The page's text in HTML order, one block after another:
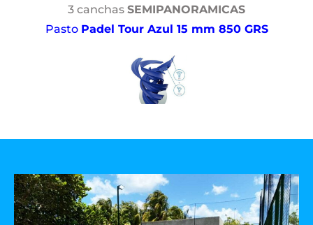
3 canchas SEMIPANORAMICAS
Pasto Padel Tour Azul 15 mm 850 GRS